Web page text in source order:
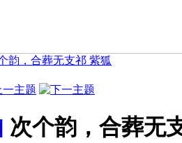
韵，合葬无支祁 紫狐
次个韵，合葬无